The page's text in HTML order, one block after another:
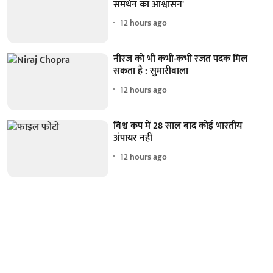
समर्थन का आश्वासन'
12 hours ago
नीरज को भी कभी-कभी रजत पदक मिल
सकता है : सुमारीवाला
12 hours ago
विश्व कप में 28 साल बाद कोई भारतीय
अंपायर नहीं
12 hours ago